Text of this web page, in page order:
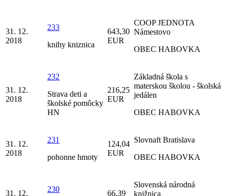
31. 12.
2018
233
knihy kniznica
643,30
EUR
COOP JEDNOTA
Námestovo
OBEC HABOVKA
31. 12.
2018
232
Strava deti a
školské pomôcky
HN
216,25
EUR
Základná škola s
materskou školou - školská
jedálen
OBEC HABOVKA
31. 12.
2018
231
pohonne hmoty
124,04
EUR
Slovnaft Bratislava
OBEC HABOVKA
31. 12. 230 66,39
Slovenská národná
knižnica